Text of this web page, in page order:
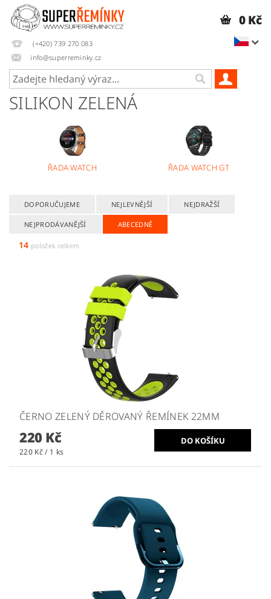
(+420) 739 270 083
info@superreminky.cz
0 Kč
SILIKON ZELENÁ
ŘADA WATCH ŘADA WATCH GT
DOPORUČUJEME NEJLEVNĚJŠÍ NEJDRAŽŠÍ
NEJPRODÁVANĚJŠÍ ABECEDNĚ
14 položek celkem
ČERNO ZELENÝ DĚROVANÝ ŘEMÍNEK 22MM
220 Kč
220 Kč / 1 ks